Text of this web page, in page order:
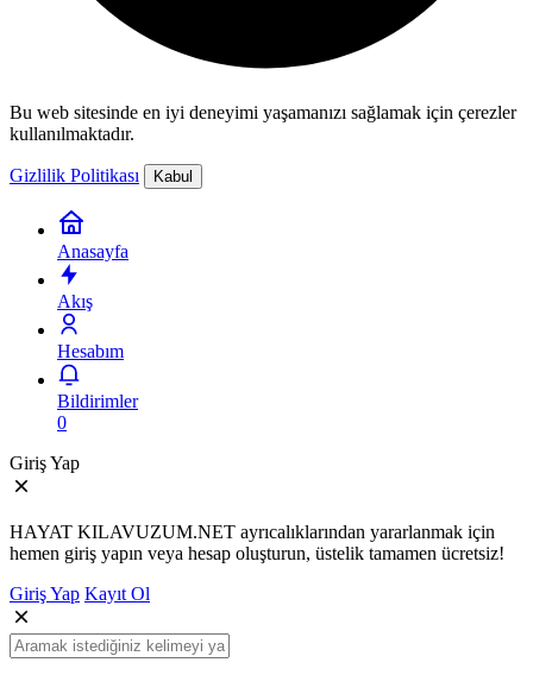
Bu web sitesinde en iyi deneyimi yaşamanızı sağlamak için çerezler
kullanılmaktadır.
Gizlilik Politikası Kabul
Anasayfa
Akış
Hesabım
Bildirimler
0
Giriş Yap
HAYAT KILAVUZUM.NET ayrıcalıklarından yararlanmak için
hemen giriş yapın veya hesap oluşturun, üstelik tamamen ücretsiz!
Giriş Yap Kayıt Ol